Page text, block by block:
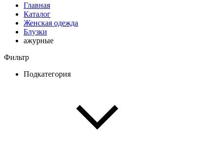
Главная
Каталог
Женская одежда
Блузки
ажурные
Фильтр
Подкатегория